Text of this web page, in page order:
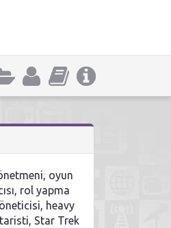
oyun
rol yapma
heavy
Star Trek